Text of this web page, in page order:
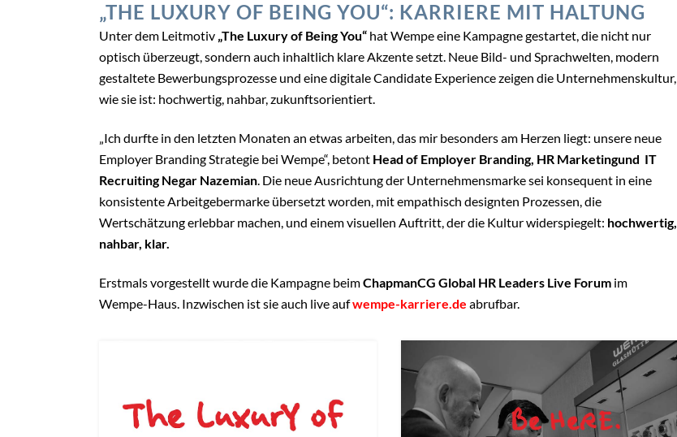
„THE LUXURY OF BEING YOU“: KARRIERE MIT HALTUNG
Unter dem Leitmotiv „The Luxury of Being You“ hat Wempe eine Kampagne gestartet, die nicht nur
optisch überzeugt, sondern auch inhaltlich klare Akzente setzt. Neue Bild- und Sprachwelten, modern
gestaltete Bewerbungsprozesse und eine digitale Candidate Experience zeigen die Unternehmenskultur,
wie sie ist: hochwertig, nahbar, zukunftsorientiert.
„Ich durfte in den letzten Monaten an etwas arbeiten, das mir besonders am Herzen liegt: unsere neue
Employer Branding Strategie bei Wempe“, betont Head of Employer Branding, HR Marketingund IT
Recruiting Negar Nazemian. Die neue Ausrichtung der Unternehmensmarke sei konsequent in eine
konsistente Arbeitgebermarke übersetzt worden, mit empathisch designten Prozessen, die
Wertschätzung erlebbar machen, und einem visuellen Auftritt, der die Kultur widerspiegelt: hochwertig,
nahbar, klar.
Erstmals vorgestellt wurde die Kampagne beimChapmanCG Global HR Leaders Live Forum im
Wempe-Haus. Inzwischen ist sie auch live aufwempe-karriere.de abrufbar.